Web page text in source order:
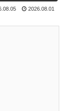
2026.08.01